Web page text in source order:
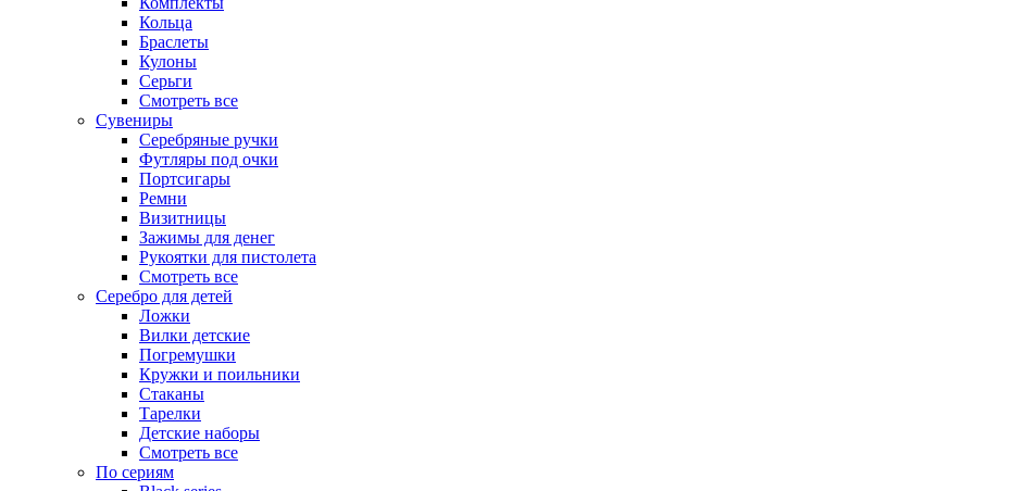
Кольца
Браслеты
Кулоны
Серьги
Смотреть все
Сувениры
Серебряные ручки
Футляры под очки
Портсигары
Ремни
Визитницы
Зажимы для денег
Рукоятки для пистолета
Смотреть все
Серебро для детей
Ложки
Вилки детские
Погремушки
Кружки и поильники
Стаканы
Тарелки
Детские наборы
Смотреть все
По сериям